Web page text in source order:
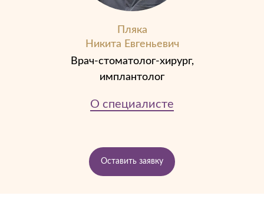
Пляка
Никита Евгеньевич
Врач-стоматолог-хирург,
имплантолог
О специалисте
Оставить заявку